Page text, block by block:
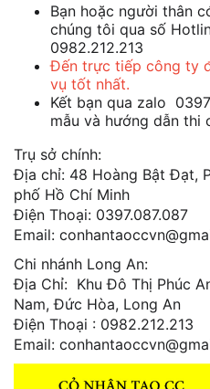
Bạn hoặc người thân
chúng tôi qua số
0982.212.213
Đến trực tiếp công ty
vụ tốt nhất.
Kết bạn qua zalo
mẫu và hướng dẫn thi
Trụ sở chính:
Địa chỉ: 48 Hoàng Bật Đạt,
phố Hồ Chí Minh
Điện Thoại: 0397.087.087
Email:
Chi nhánh Long An:
Địa Chỉ: Khu Đô Thị Phúc
Nam, Đức Hòa, Long An
Điện Thoại : 0982.212.213
Email: